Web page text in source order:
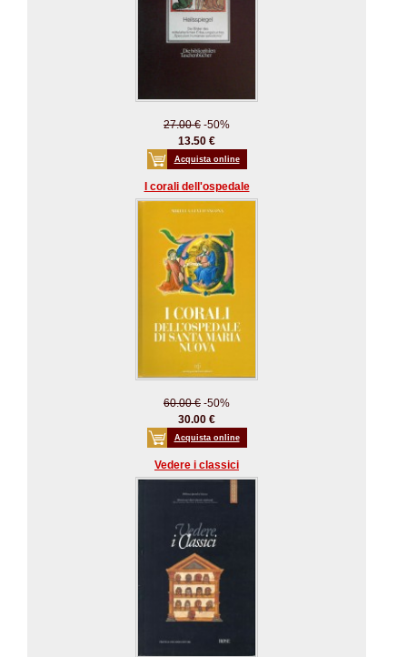
27.00 € -50%
13.50 €
Acquista online
I corali dell'ospedale
60.00 € -50%
30.00 €
Acquista online
Vedere i classici